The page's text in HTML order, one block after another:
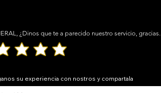
¿Dinos que te a parecido nuestro servicio, gracias.
su experiencia con nostros y compartala